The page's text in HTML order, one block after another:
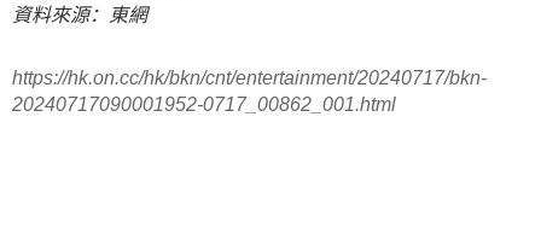
資料來源：東網
https://hk.on.cc/hk/bkn/cnt/entertainment/20240717/bkn-
20240717090001952-0717_00862_001.html